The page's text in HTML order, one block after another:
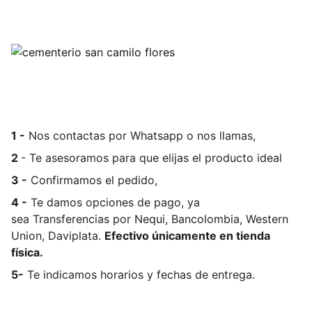
1 - Nos contactas por Whatsapp o nos llamas,
2 - Te asesoramos para que elijas el producto ideal
3 - Confirmamos el pedido,
4 - Te damos opciones de pago, ya
sea Transferencias por Nequi, Bancolombia, Western
Union, Daviplata. Efectivo únicamente en tienda
física.
5- Te indicamos horarios y fechas de entrega.